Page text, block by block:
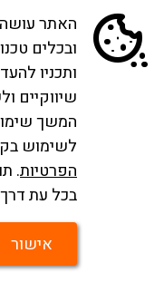
דילים וחבילות נופש
טיולים מאורגנים
ובכלים
ותכניו
שיווקיים
המשך
לשימוש
הפרטיות.
בכל עת
אישור